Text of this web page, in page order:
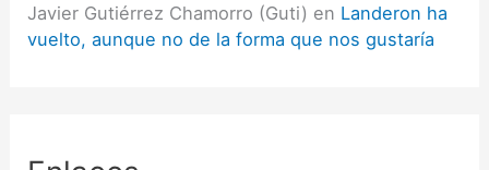
Javier Gutiérrez Chamorro (Guti) en Landeron ha
vuelto, aunque no de la forma que nos gustaría